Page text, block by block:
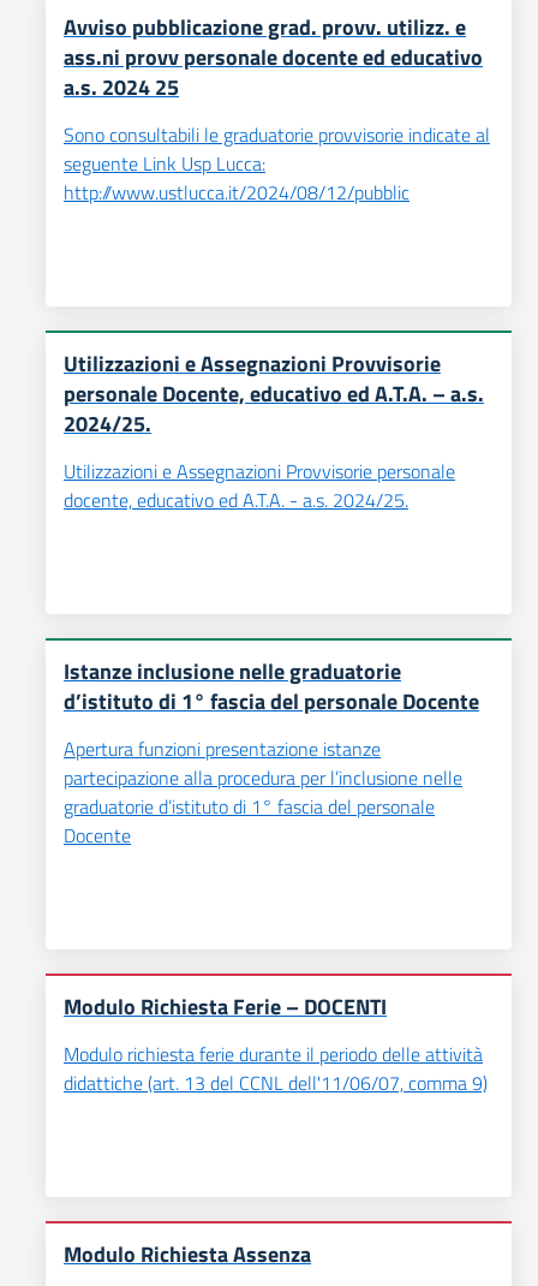
Avviso pubblicazione grad. provv. utilizz. e
ass.ni provv personale docente ed educativo
a.s. 2024 25
Sono consultabili le graduatorie provvisorie indicate al
seguente Link Usp Lucca:
http://www.ustlucca.it/2024/08/12/pubblic
Utilizzazioni e Assegnazioni Provvisorie
personale Docente, educativo ed A.T.A. – a.s.
2024/25.
Utilizzazioni e Assegnazioni Provvisorie personale
docente, educativo ed A.T.A. - a.s. 2024/25.
Istanze inclusione nelle graduatorie
d’istituto di 1° fascia del personale Docente
Apertura funzioni presentazione istanze
partecipazione alla procedura per l’inclusione nelle
graduatorie d’istituto di 1° fascia del personale
Docente
Modulo Richiesta Ferie – DOCENTI
Modulo richiesta ferie durante il periodo delle attività
didattiche (art. 13 del CCNL dell'11/06/07, comma 9)
Modulo Richiesta Assenza